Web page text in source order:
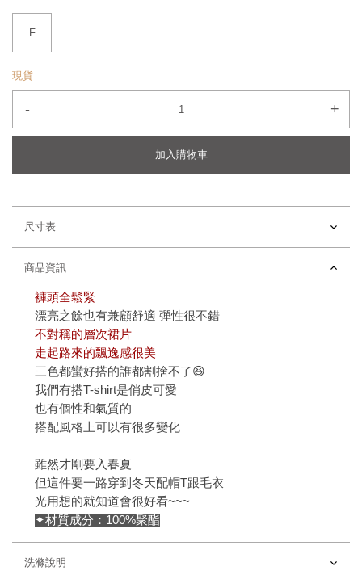
F
現貨
- +
加入購物車
尺寸表
商品資訊
褲頭全鬆緊
漂亮之餘也有兼顧舒適 彈性很不錯
不對稱的層次裙片
走起路來的飄逸感很美
三色都蠻好搭的誰都割捨不了😆
我們有搭T-shirt是俏皮可愛
也有個性和氣質的
搭配風格上可以有很多變化
雖然才剛要入春夏
但這件要一路穿到冬天配帽T跟毛衣
光用想的就知道會很好看~~~
✦材質成分：100%聚酯
洗滌說明